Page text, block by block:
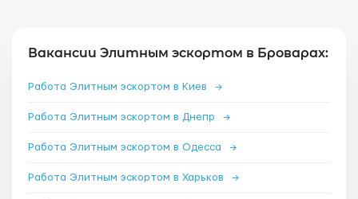
Вакансии Элитным эскортом в Броварах:
Работа Элитным эскортом в Киев →
Работа Элитным эскортом в Днепр →
Работа Элитным эскортом в Одесса →
Работа Элитным эскортом в Харьков →